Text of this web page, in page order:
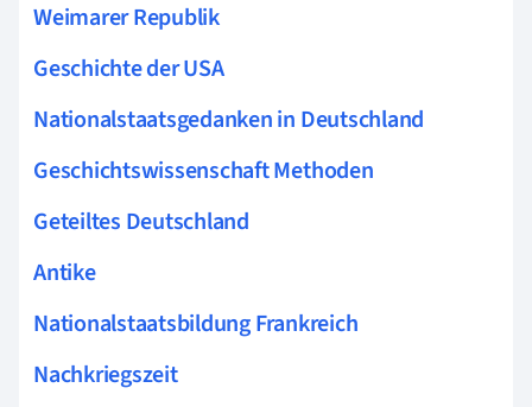
Weimarer Republik
Geschichte der USA
Nationalstaatsgedanken in Deutschland
Geschichtswissenschaft Methoden
Geteiltes Deutschland
Antike
Nationalstaatsbildung Frankreich
Nachkriegszeit